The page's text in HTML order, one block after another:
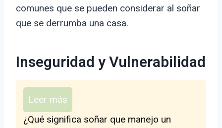
comunes que se pueden considerar al soñar
que se derrumba una casa.
Inseguridad y Vulnerabilidad
Leer más
¿Qué significa soñar que manejo un